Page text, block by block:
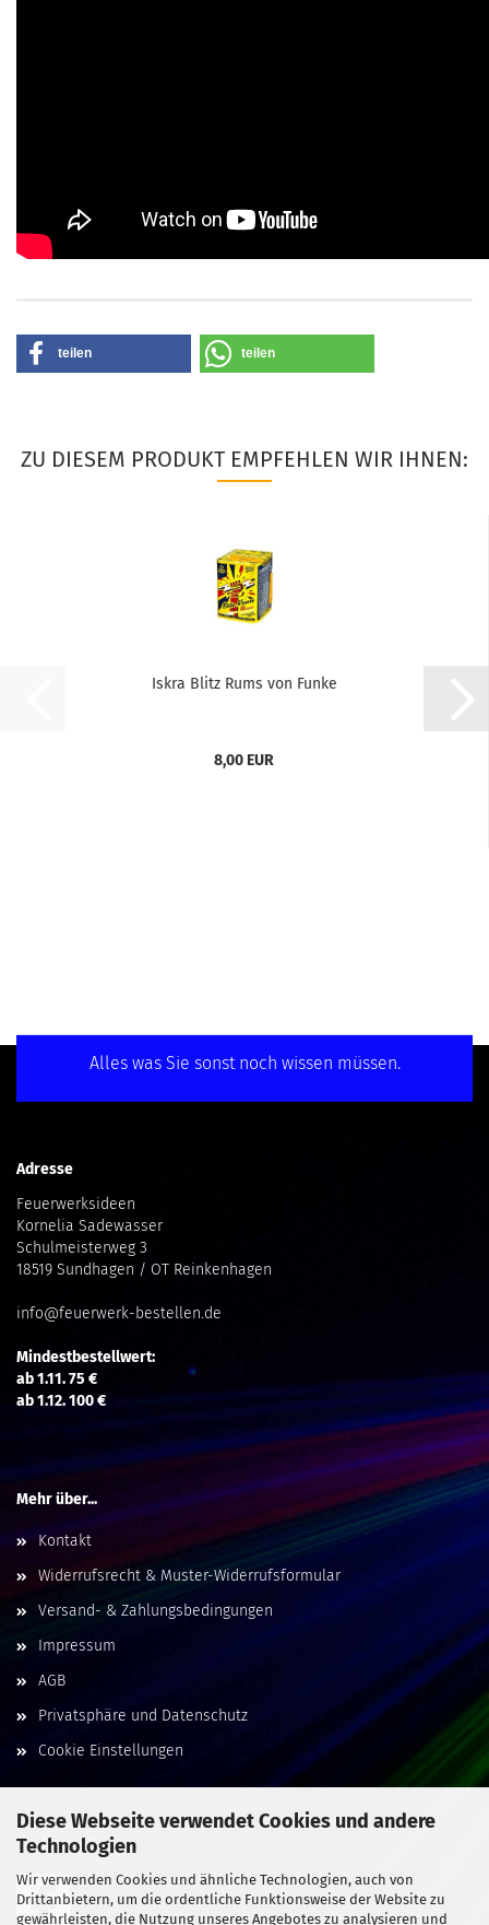
Diese Webseite verwendet Cookies und andere
Technologien
Wir verwenden Cookies und ähnliche Technologien, auch von
Drittanbietern, um die ordentliche Funktionsweise der Website zu
gewährleisten, die Nutzung unseres Angebotes zu analysieren und
teilen teilen
ZU DIESEM PRODUKT EMPFEHLEN WIR IHNEN:
Iskra Blitz Rums von Funke
8,00 EUR
Alles was Sie sonst noch wissen müssen.
Adresse
Feuerwerksideen
Kornelia Sadewasser
Schulmeisterweg 3
18519 Sundhagen / OT Reinkenhagen
info@feuerwerk-bestellen.de
Mindestbestellwert:
ab 1.11. 75 €
ab 1.12. 100 €
Mehr über...
Kontakt
Widerrufsrecht & Muster-Widerrufsformular
Versand- & Zahlungsbedingungen
Impressum
AGB
Privatsphäre und Datenschutz
Cookie Einstellungen
Social Media